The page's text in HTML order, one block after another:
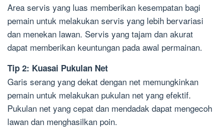
Area servis yang luas memberikan kesempatan bagi
pemain untuk melakukan servis yang lebih bervariasi
dan menekan lawan. Servis yang tajam dan akurat
dapat memberikan keuntungan pada awal permainan.
Tip 2: Kuasai Pukulan Net
Garis serang yang dekat dengan net memungkinkan
pemain untuk melakukan pukulan net yang efektif.
Pukulan net yang cepat dan mendadak dapat mengecoh
lawan dan menghasilkan poin.